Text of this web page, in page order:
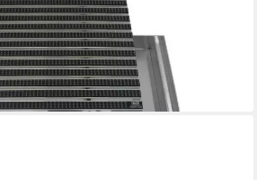
DIPLOMAT + Bodenwanne Aluminium,
Höhe: 75 mm, Größe: 600x400 mm,
bei dir